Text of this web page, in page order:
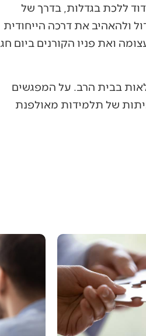
ללכת בגדלות, בדרך של
ולהאהיב את דרכה הייחודית
ואת פניו הקורנים ביום חג
בבית הרב. על המפגשים
של תלמידות מאולפנת